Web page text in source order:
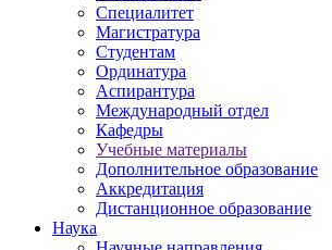
Специалитет
Магистратура
Студентам
Ординатура
Аспирантура
Международный отдел
Кафедры
Учебные материалы
Дополнительное образование
Аккредитация
Дистанционное образование
Наука